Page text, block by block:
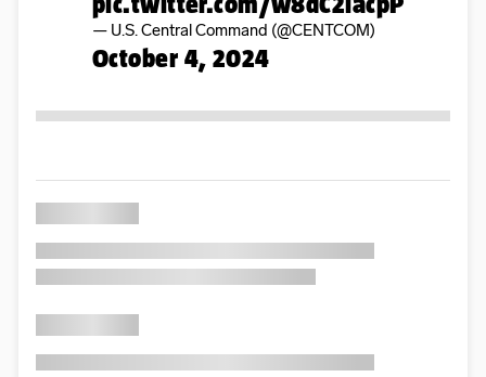
— U.S. Central Command (@CENTCOM)
October 4, 2024